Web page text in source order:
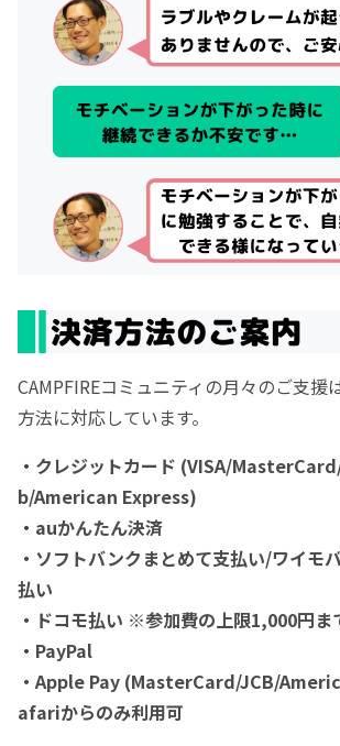
CAMPFIREコミュニティの月々のご支援
方法に対応しています。
・クレジットカード (VISA/
b/American Express)
・auかんたん決済
・ソフトバンクまとめて支払い/ワイモ
払い
・ドコモ払い ※参加費の上限1,000円ま
・PayPal
・Apple Pay (MasterCard/JCB/
afariからのみ利用可